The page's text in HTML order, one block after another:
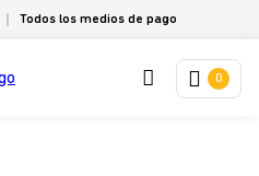
Todos los medios de pago
0